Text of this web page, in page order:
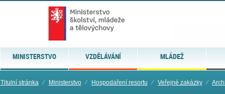
MINISTERSTVO VZDĚLÁVÁNÍ MLÁDEŽ
Titulní stránka ⁄ Ministerstvo ⁄ Hospodaření resortu ⁄ Veřejné zakázky ⁄